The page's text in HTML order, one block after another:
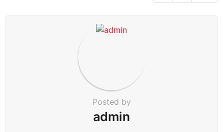
Posted by
admin